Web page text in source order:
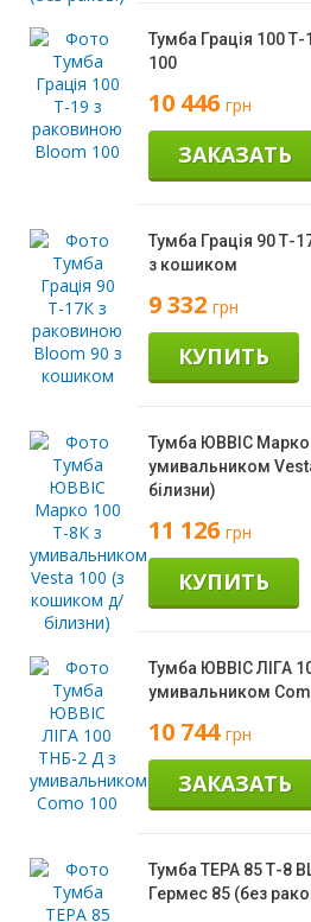
Тумба Грація 100
100
10 446 грн
ЗАКАЗАТЬ
Тумба Грація 90 Т-
з кошиком
9 332 грн
КУПИТЬ
Тумба ЮВВІС Марко
умивальником
білизни)
11 126 грн
КУПИТЬ
Тумба ЮВВІС ЛІГА
умивальником
10 744 грн
ЗАКАЗАТЬ
Тумба ТЕРА 85 Т-8
Гермес 85 (без